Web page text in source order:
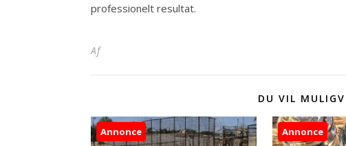
professionelt resultat.
Af
DU VIL
Annonce Annonce